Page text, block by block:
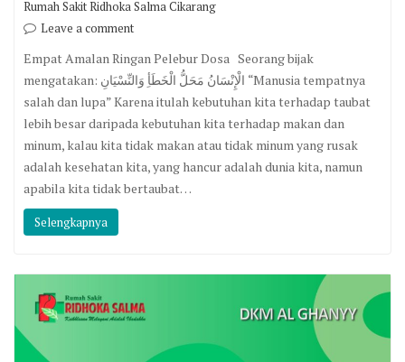
Rumah Sakit Ridhoka Salma Cikarang
Leave a comment
Empat Amalan Ringan Pelebur Dosa Seorang bijak
mengatakan: الْإِنْسَانُ مَحَلُّ الْخَطَأِ وَالنِّسْيَانِ “Manusia tempatnya
salah dan lupa” Karena itulah kebutuhan kita terhadap taubat
lebih besar daripada kebutuhan kita terhadap makan dan
minum, kalau kita tidak makan atau tidak minum yang rusak
adalah kesehatan kita, yang hancur adalah dunia kita, namun
apabila kita tidak bertaubat…
Selengkapnya